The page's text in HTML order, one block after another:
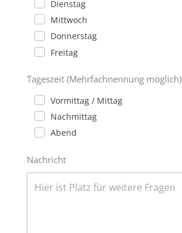
Dienstag
Mittwoch
Donnerstag
Freitag
Tageszeit (Mehrfachnennung möglich)
Vormittag / Mittag
Nachmittag
Abend
Nachricht